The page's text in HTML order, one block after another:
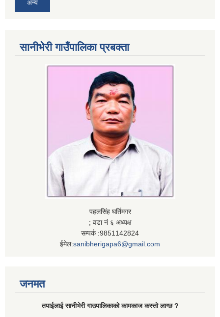
अन्य
सानीभेरी गाउँपालिका प्रबक्ता
पहलसिंह घर्तिमगर
; वडा नं ६ अध्यक्ष
सम्पर्क :9851142824
ईमेल:sanibherigapa6@gmail.com
जनमत
तपाईलाई सानीभेरी गाउपालिकाकाे कामकाज कस्ताे लाग्छ ?